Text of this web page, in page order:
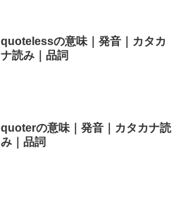
quotelessの意味｜発音｜カタカ
ナ読み｜品詞
quoterの意味｜発音｜カタカナ読
み｜品詞